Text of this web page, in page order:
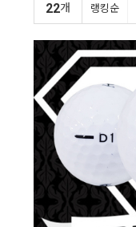
22개 랭킹순